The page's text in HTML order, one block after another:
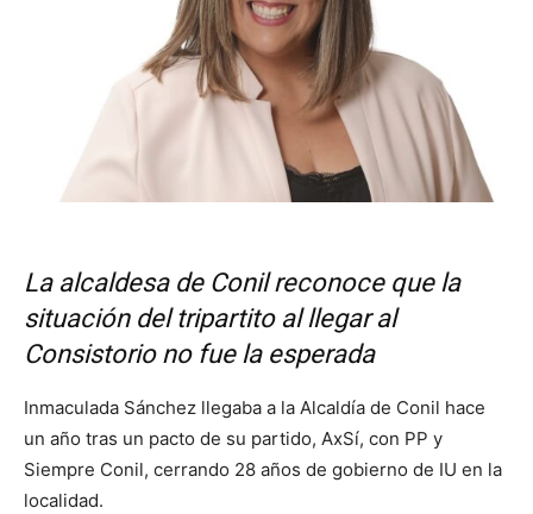
La alcaldesa de Conil reconoce que la
situación del tripartito al llegar al
Consistorio no fue la esperada
Inmaculada Sánchez llegaba a la Alcaldía de Conil hace
un año tras un pacto de su partido, AxSí, con PP y
Siempre Conil, cerrando 28 años de gobierno de IU en la
localidad.